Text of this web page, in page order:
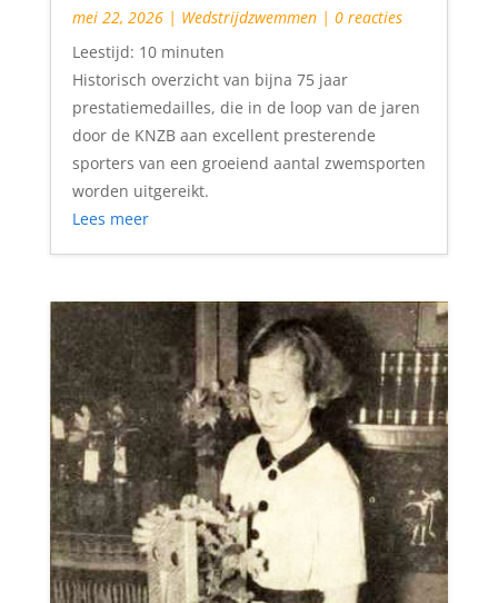
mei 22, 2026| Wedstrijdzwemmen| 0 reacties
Leestijd: 10 minuten
Historisch overzicht van bijna 75 jaar
prestatiemedailles, die in de loop van de jaren
door de KNZB aan excellent presterende
sporters van een groeiend aantal zwemsporten
worden uitgereikt.
Lees meer